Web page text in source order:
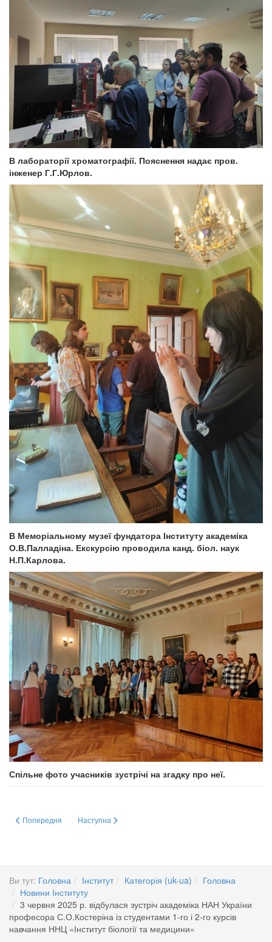
В лабораторії хроматографії. Пояснення надає пров.
інженер Г.Г.Юрлов.
В Меморіальному музеї фундатора Інституту академіка
О.В.Палладіна. Екскурсію проводила канд. біол. наук
Н.П.Карлова.
Спільне фото учасників зустрічі на згадку про неї.
Попередня стаття: 9 червня 2025 р. відбулася зустріч академіка НАН
Попередня Наступна стаття: ВИСТАВКА – 27–29 травня 2025
Наступна
Ви тут: Головна Інститут Категорія (uk-ua)
Головна
Новини Інституту
3 червня 2025 р. відбулася зустріч академіка НАН України
професора С.О.Костеріна із студентами 1-го і 2-го курсів
навчання ННЦ «Інститут біології та медицини»